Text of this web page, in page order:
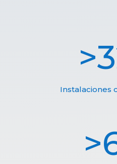
Instalaciones